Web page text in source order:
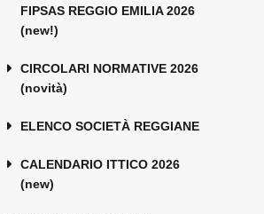
FIPSAS REGGIO EMILIA 2026
(new!)
CIRCOLARI NORMATIVE 2026
(novità)
ELENCO SOCIETÀ REGGIANE
CALENDARIO ITTICO 2026
(new)